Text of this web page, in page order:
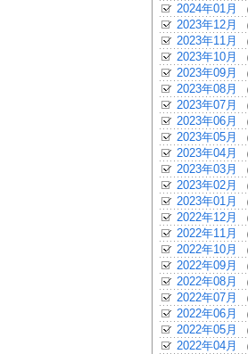
2024年01月
2023年12月
2023年11月
2023年10月
2023年09月
2023年08月
2023年07月
2023年06月
2023年05月
2023年04月
2023年03月
2023年02月
2023年01月
2022年12月
2022年11月
2022年10月
2022年09月
2022年08月
2022年07月
2022年06月
2022年05月
2022年04月